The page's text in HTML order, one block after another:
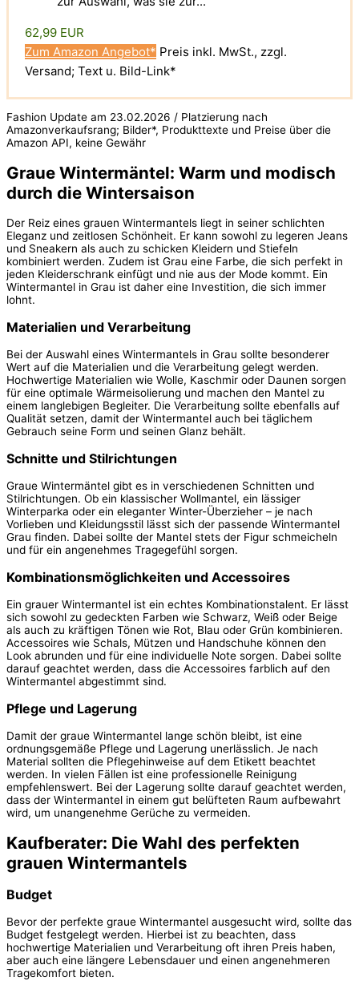
62,99 EUR
Zum Amazon Angebot* Preis inkl. MwSt., zzgl.
Versand; Text u. Bild-Link*
Fashion Update am 23.02.2026 / Platzierung nach
Amazonverkaufsrang; Bilder*, Produkttexte und Preise über die
Amazon API, keine Gewähr
Graue Wintermäntel: Warm und modisch
durch die Wintersaison
Der Reiz eines grauen Wintermantels liegt in seiner schlichten
Eleganz und zeitlosen Schönheit. Er kann sowohl zu legeren Jeans
und Sneakern als auch zu schicken Kleidern und Stiefeln
kombiniert werden. Zudem ist Grau eine Farbe, die sich perfekt in
jeden Kleiderschrank einfügt und nie aus der Mode kommt. Ein
Wintermantel in Grau ist daher eine Investition, die sich immer
lohnt.
Materialien und Verarbeitung
Bei der Auswahl eines Wintermantels in Grau sollte besonderer
Wert auf die Materialien und die Verarbeitung gelegt werden.
Hochwertige Materialien wie Wolle, Kaschmir oder Daunen sorgen
für eine optimale Wärmeisolierung und machen den Mantel zu
einem langlebigen Begleiter. Die Verarbeitung sollte ebenfalls auf
Qualität setzen, damit der Wintermantel auch bei täglichem
Gebrauch seine Form und seinen Glanz behält.
Schnitte und Stilrichtungen
Graue Wintermäntel gibt es in verschiedenen Schnitten und
Stilrichtungen. Ob ein klassischer Wollmantel, ein lässiger
Winterparka oder ein eleganter Winter-Überzieher – je nach
Vorlieben und Kleidungsstil lässt sich der passende Wintermantel
Grau finden. Dabei sollte der Mantel stets der Figur schmeicheln
und für ein angenehmes Tragegefühl sorgen.
Kombinationsmöglichkeiten und Accessoires
Ein grauer Wintermantel ist ein echtes Kombinationstalent. Er lässt
sich sowohl zu gedeckten Farben wie Schwarz, Weiß oder Beige
als auch zu kräftigen Tönen wie Rot, Blau oder Grün kombinieren.
Accessoires wie Schals, Mützen und Handschuhe können den
Look abrunden und für eine individuelle Note sorgen. Dabei sollte
darauf geachtet werden, dass die Accessoires farblich auf den
Wintermantel abgestimmt sind.
Pflege und Lagerung
Damit der graue Wintermantel lange schön bleibt, ist eine
ordnungsgemäße Pflege und Lagerung unerlässlich. Je nach
Material sollten die Pflegehinweise auf dem Etikett beachtet
werden. In vielen Fällen ist eine professionelle Reinigung
empfehlenswert. Bei der Lagerung sollte darauf geachtet werden,
dass der Wintermantel in einem gut belüfteten Raum aufbewahrt
wird, um unangenehme Gerüche zu vermeiden.
Kaufberater: Die Wahl des perfekten
grauen Wintermantels
Budget
Bevor der perfekte graue Wintermantel ausgesucht wird, sollte das
Budget festgelegt werden. Hierbei ist zu beachten, dass
hochwertige Materialien und Verarbeitung oft ihren Preis haben,
aber auch eine längere Lebensdauer und einen angenehmeren
Tragekomfort bieten.